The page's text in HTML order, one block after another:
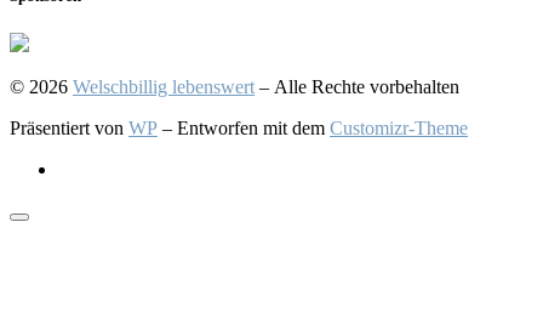
© 2026 Welschbillig lebenswert – Alle Rechte vorbehalten
Präsentiert von WP – Entworfen mit dem Customizr-Theme